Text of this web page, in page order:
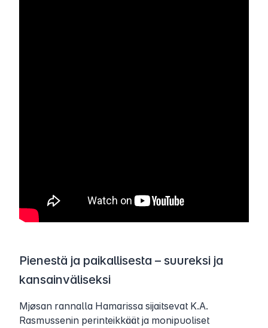
Pienestä ja paikallisesta – suureksi ja
kansainväliseksi
Mjøsan rannalla Hamarissa sijaitsevat K.A.
Rasmussenin perinteikkäät ja monipuoliset